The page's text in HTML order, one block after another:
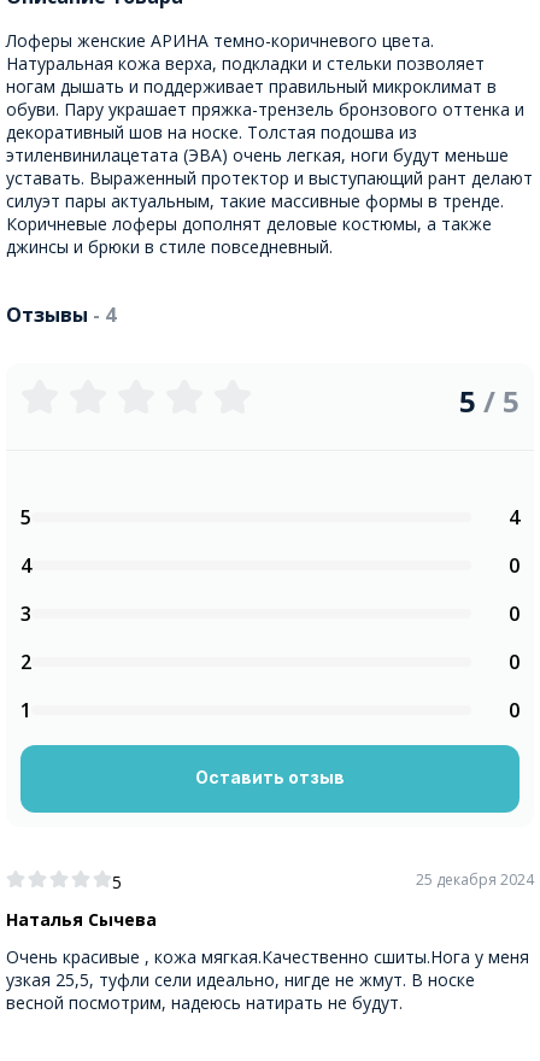
Лоферы женские АРИНА темно-коричневого цвета.
Натуральная кожа верха, подкладки и стельки позволяет
ногам дышать и поддерживает правильный микроклимат в
обуви. Пару украшает пряжка-трензель бронзового оттенка и
декоративный шов на носке. Толстая подошва из
этиленвинилацетата (ЭВА) очень легкая, ноги будут меньше
уставать. Выраженный протектор и выступающий рант делают
силуэт пары актуальным, такие массивные формы в тренде.
Коричневые лоферы дополнят деловые костюмы, а также
джинсы и брюки в стиле повседневный.
Отзывы - 4
5
Наталья Сычева
25 декабря 2024
Очень красивые , кожа мягкая.Качественно сшиты.Нога у меня
узкая 25,5, туфли сели идеально, нигде не жмут. В носке
весной посмотрим, надеюсь натирать не будут.
5 / 5
5
4
4
0
3
0
2
0
1
0
Оставить отзыв